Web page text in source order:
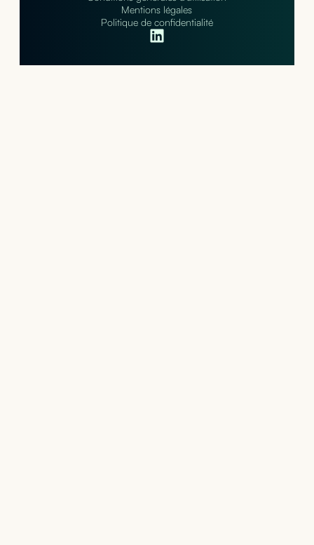
Mentions légales
Politique de confidentialité